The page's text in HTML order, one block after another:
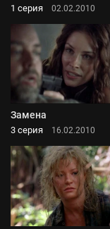
1 серия 02.02.2010
Замена
3 серия 16.02.2010